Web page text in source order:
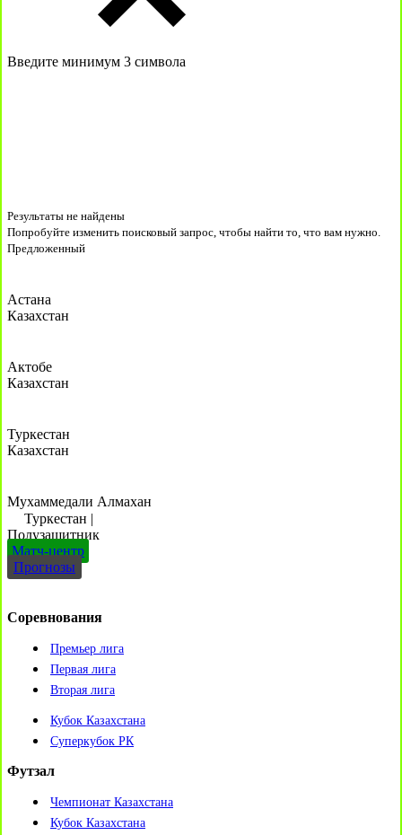
Введите минимум 3 символа
Результаты не найдены
Попробуйте изменить поисковый запрос, чтобы найти то, что вам нужно.
Предложенный
Астана
Казахстан
Актобе
Казахстан
Туркестан
Казахстан
Мухаммедали Алмахан
Туркестан |
Полузащитник
Матч-центр
Прогнозы
Соревнования
Премьер лига
Первая лига
Вторая лига
Кубок Казахстана
Суперкубок РК
Футзал
Чемпионат Казахстана
Кубок Казахстана